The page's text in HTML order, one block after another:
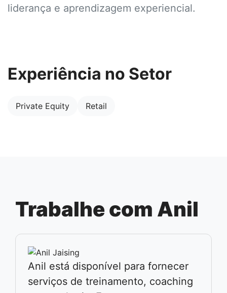
liderança e aprendizagem experiencial.
Experiência no Setor
Private Equity Retail
Trabalhe com Anil
Anil está disponível para fornecer
serviços de treinamento, coaching